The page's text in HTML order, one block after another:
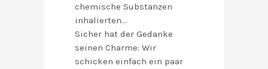
chemische Substanzen
inhalierten…
Sicher hat der Gedanke
seinen Charme: Wir
schicken einfach ein paar